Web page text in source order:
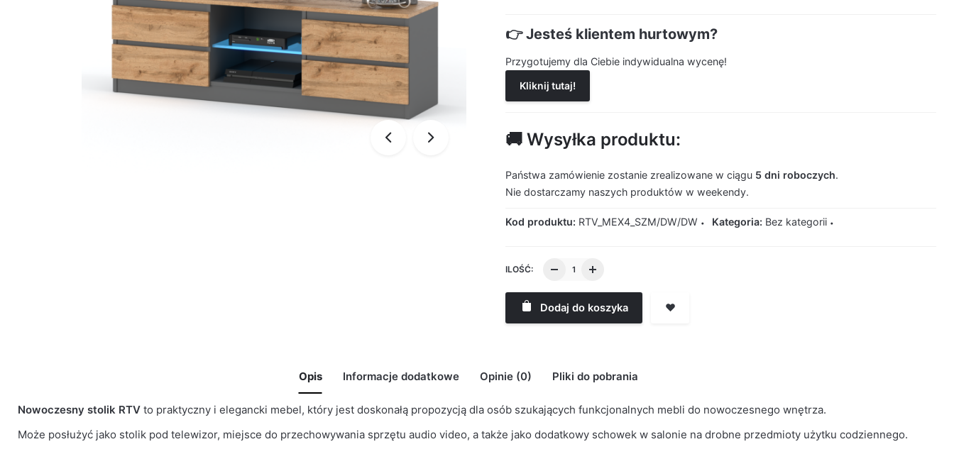
👉 Jesteś klientem hurtowym?
Przygotujemy dla Ciebie indywidualna wycenę!
Kliknij tutaj!
🚚 Wysyłka produktu:
Państwa zamówienie zostanie zrealizowane w ciągu 5 dni roboczych.
Nie dostarczamy naszych produktów w weekendy.
Kod produktu: RTV_MEX4_SZM/DW/DW Kategoria: Bez kategorii
ILOŚĆ:
Dodaj do koszyka ❤️
Opis Informacje dodatkowe Opinie (0) Pliki do pobrania
Nowoczesny stolik RTV to praktyczny i elegancki mebel, który jest doskonałą propozycją dla osób szukających funkcjonalnych mebli do nowoczesnego wnętrza.
Może posłużyć jako stolik pod telewizor, miejsce do przechowywania sprzętu audio video, a także jako dodatkowy schowek w salonie na drobne przedmioty użytku codziennego.
Waga 30 kg
🙁 Nie ma jeszcze opinii o tym produkcie..
Only logged in customers who have purchased this product may leave a review.
BRAK MODELU 3D RTV_Meksyk_4